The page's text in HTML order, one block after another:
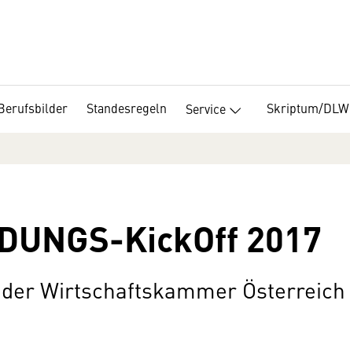
Standesregeln Service Skriptum/DLW
KickOff 2017
Wirtschaftskammer Österreich